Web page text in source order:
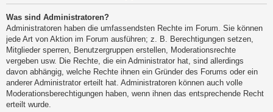
Was sind Administratoren?
Administratoren haben die umfassendsten Rechte im Forum. Sie können
jede Art von Aktion im Forum ausführen; z. B. Berechtigungen setzen,
Mitglieder sperren, Benutzergruppen erstellen, Moderationsrechte
vergeben usw. Die Rechte, die ein Administrator hat, sind allerdings
davon abhängig, welche Rechte ihnen ein Gründer des Forums oder ein
anderer Administrator erteilt hat. Administratoren können auch volle
Moderationsberechtigungen haben, wenn ihnen das entsprechende Recht
erteilt wurde.